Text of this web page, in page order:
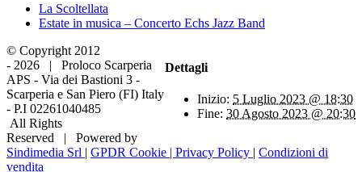
La Scoltellata
Estate in musica – Concerto Echs Jazz Band
Dettagli
Inizio: 5 Luglio 2023 @ 18:30
Fine: 30 Agosto 2023 @ 20:30
© Copyright 2012
- 2026 | Proloco Scarperia
APS - Via dei Bastioni 3 -
Scarperia e San Piero (FI) Italy
- P.I 02261040485
All Rights
Reserved | Powered by
Sindimedia Srl | GPDR Cookie | Privacy Policy | Condizioni di
vendita